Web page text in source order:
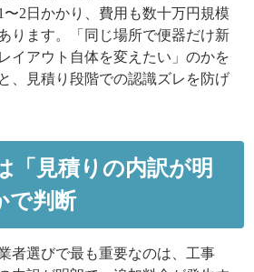
2日かかり、費用も数十万円規模
ります。「同じ場所で便器だけ新
イアウト自体を変えたい」のかを
、見積り段階での認識ズレを防げ
見積りの内訳が明
で判断
者選びで最も重要なのは、 工事